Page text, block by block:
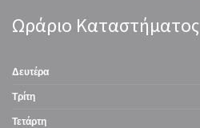
Ωράριο Καταστήματος
Δευτέρα
Τρίτη
Τετάρτη